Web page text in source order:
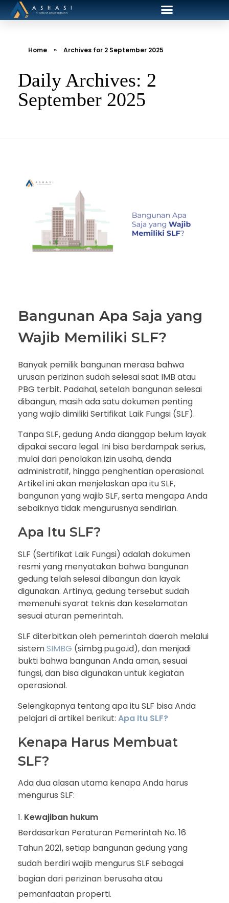
Home » Archives for 2 September 2025
Daily Archives: 2
September 2025
Bangunan Apa Saja yang
Wajib Memiliki SLF?
Banyak pemilik bangunan merasa bahwa
urusan perizinan sudah selesai saat IMB atau
PBG terbit. Padahal, setelah bangunan selesai
dibangun, masih ada satu dokumen penting
yang wajib dimiliki Sertifikat Laik Fungsi (SLF).
Tanpa SLF, gedung Anda dianggap belum layak
dipakai secara legal. Ini bisa berdampak serius,
mulai dari penolakan izin usaha, denda
administratif, hingga penghentian operasional.
Artikel ini akan menjelaskan apa itu SLF,
bangunan yang wajib SLF, serta mengapa Anda
sebaiknya tidak mengurusnya sendirian.
Apa Itu SLF?
SLF (Sertifikat Laik Fungsi) adalah dokumen
resmi yang menyatakan bahwa bangunan
gedung telah selesai dibangun dan layak
digunakan. Artinya, gedung tersebut sudah
memenuhi syarat teknis dan keselamatan
sesuai aturan pemerintah.
SLF diterbitkan oleh pemerintah daerah melalui
sistemSIMBG (simbg.pu.go.id), dan menjadi
bukti bahwa bangunan Anda aman, sesuai
fungsi, dan bisa digunakan untuk kegiatan
operasional.
Selengkapnya tentang apa itu SLF bisa Anda
pelajari di artikel berikut: Apa Itu SLF?
Kenapa Harus Membuat
SLF?
Ada dua alasan utama kenapa Anda harus
mengurus SLF:
Kewajiban hukum
Berdasarkan Peraturan Pemerintah No. 16
Tahun 2021, setiap bangunan gedung yang
sudah berdiri wajib mengurus SLF sebagai
bagian dari perizinan berusaha atau
pemanfaatan properti.